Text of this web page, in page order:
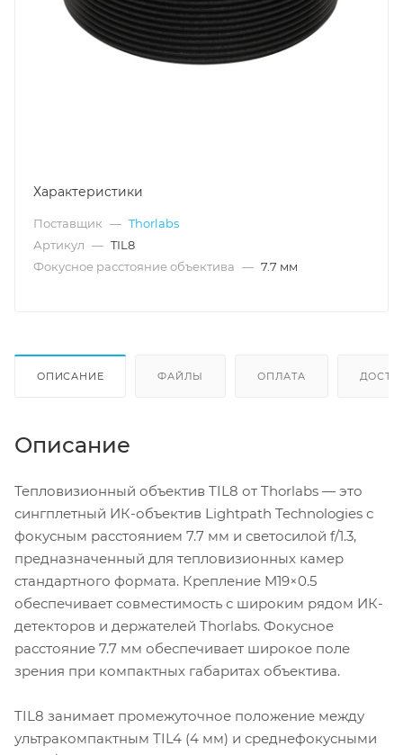
Характеристики
Поставщик — Thorlabs
Артикул — TIL8
Фокусное расстояние объектива — 7.7 мм
ОПИСАНИЕ ФАЙЛЫ ОПЛАТА
Описание
Тепловизионный объектив TIL8 от Thorlabs — это
сингплетный ИК-объектив Lightpath Technologies с
фокусным расстоянием 7.7 мм и светосилой f/1.3,
предназначенный для тепловизионных камер
стандартного формата. Крепление M19×0.5
обеспечивает совместимость с широким рядом ИК-
детекторов и держателей Thorlabs. Фокусное
расстояние 7.7 мм обеспечивает широкое поле
зрения при компактных габаритах объектива.
TIL8 занимает промежуточное положение между
ультракомпактным TIL4 (4 мм) и среднефокусными